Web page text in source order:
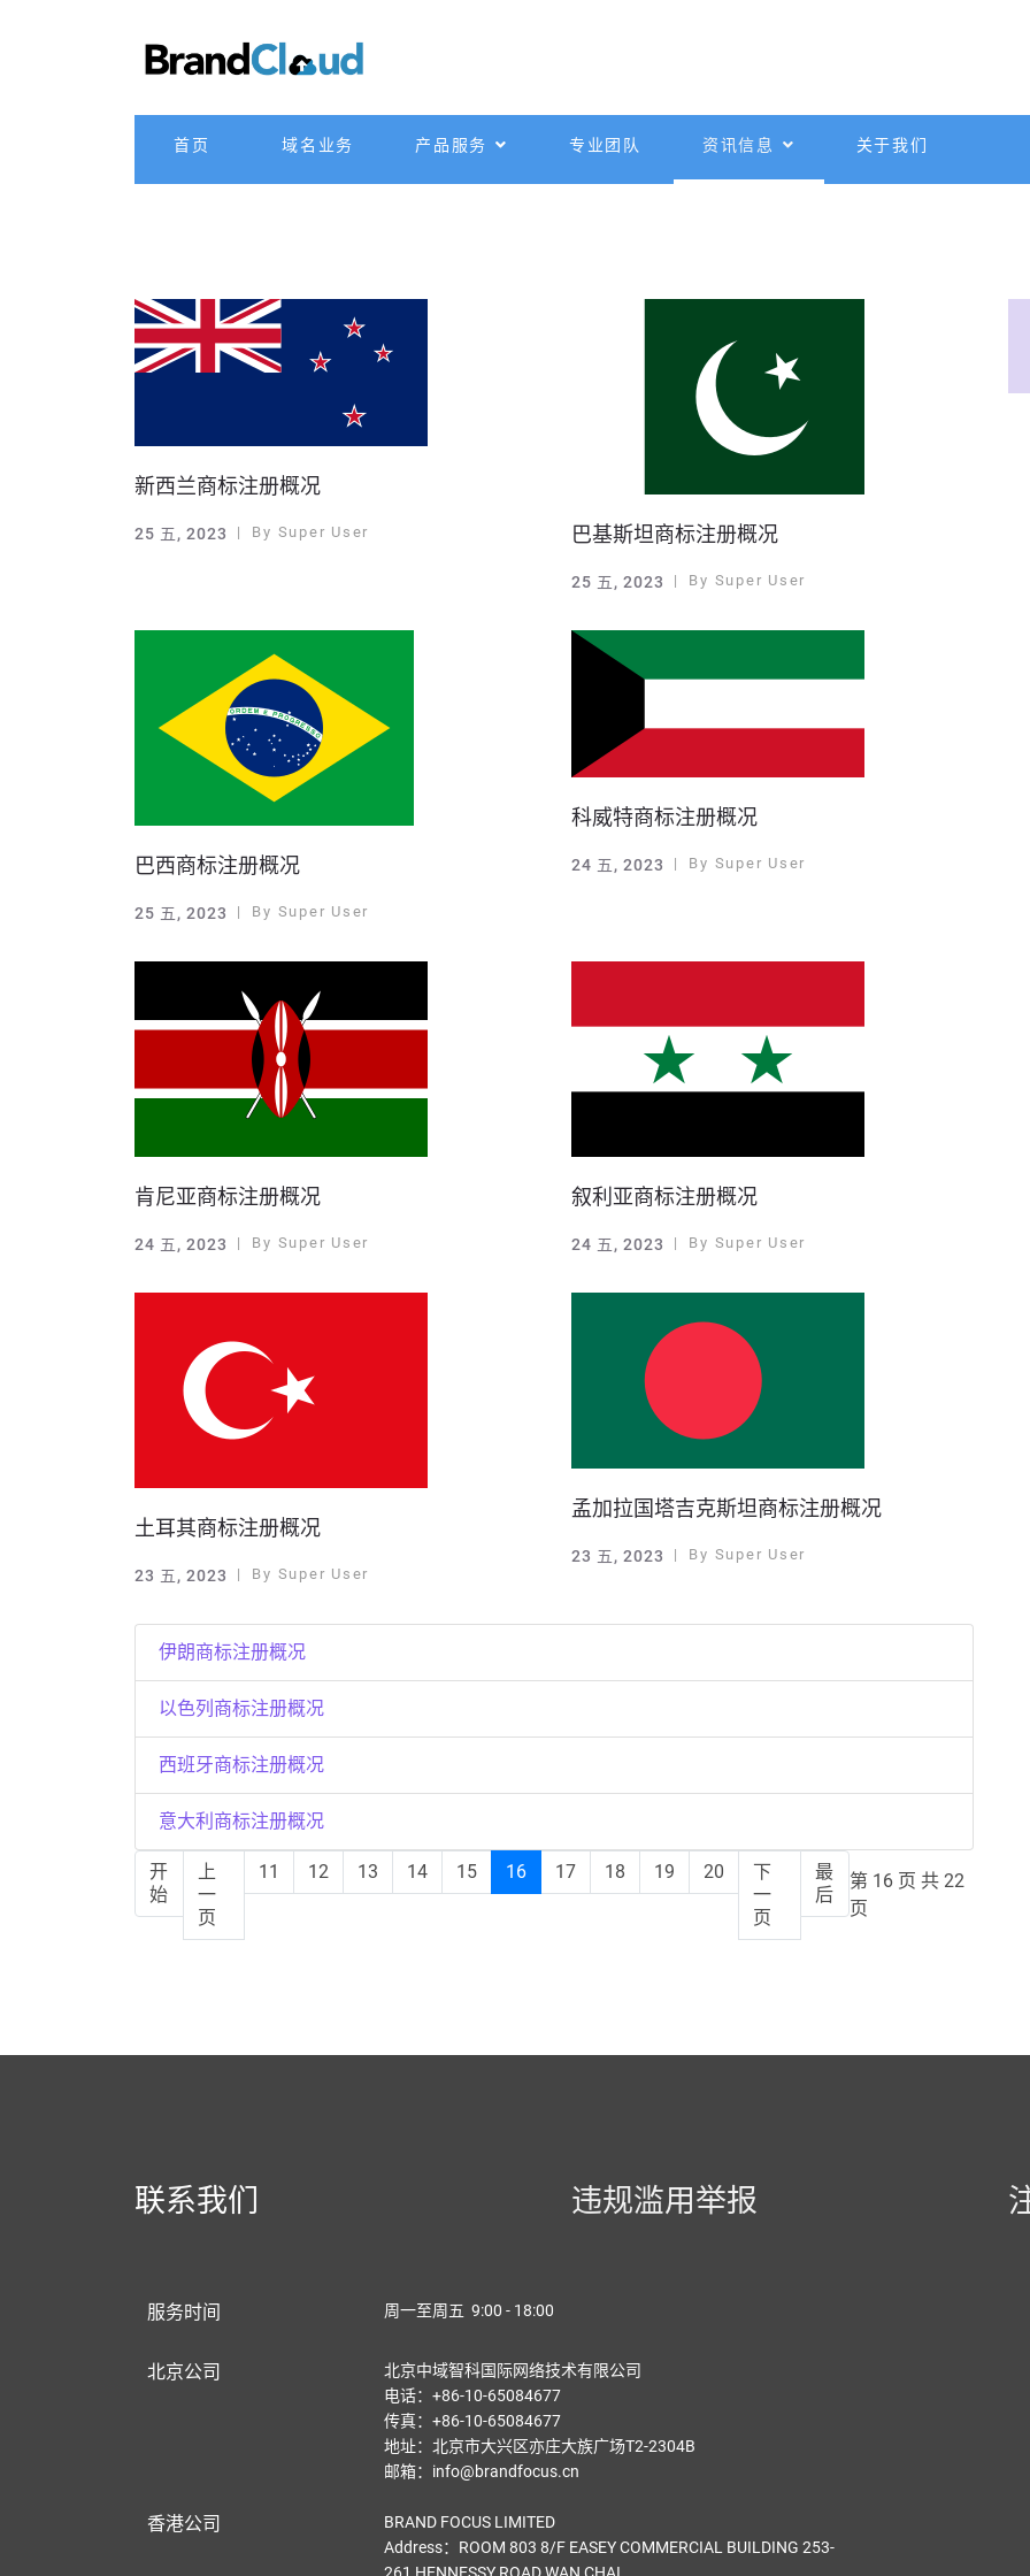
首页 域名业务 产品服务 专业团队 资讯信息 关于我们
新西兰商标注册概况
25 五, 2023 By Super User 巴基斯坦商标注册概况
25 五, 2023 By Super User
巴西商标注册概况
25 五, 2023 By Super User
科威特商标注册概况
24 五, 2023 By Super User
肯尼亚商标注册概况
24 五, 2023 By Super User
叙利亚商标注册概况
24 五, 2023 By Super User
土耳其商标注册概况
23 五, 2023 By Super User
孟加拉国塔吉克斯坦商标注册概况
23 五, 2023 By Super User
伊朗商标注册概况
以色列商标注册概况
西班牙商标注册概况
意大利商标注册概况
开
始
上
一
页
11 12 13 14 15 16 17 18 19 20
下
一
页
最
后
第 16 页 共 22
页
联系我们 违规滥用举报
服务时间 周一至周五 9:00 - 18:00
北京公司
北京中域智科国际网络技术有限公司
电话：+86-10-65084677
传真：+86-10-65084677
地址：北京市大兴区亦庄大族广场T2-2304B
邮箱：info@brandfocus.cn
香港公司
BRAND FOCUS LIMITED
Address：ROOM 803 8/F EASEY COMMERCIAL BUILDING 253-